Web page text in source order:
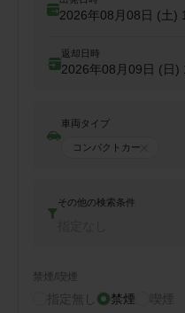
2026年08月08日 (土)
返却日時
2026年08月09日 (日)
車両タイプ
コンパクトカー
その他の検索条件
禁煙/喫煙
指定無し 禁煙 喫煙